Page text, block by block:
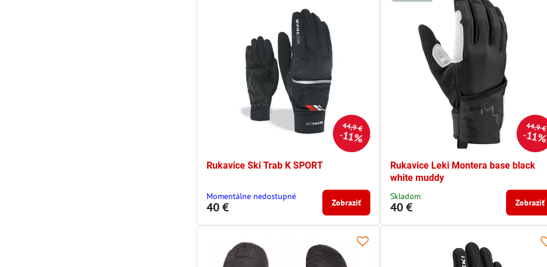
44,9 €
11%
Rukavice Ski Trab K SPORT
Momentálne nedostupné
40 € Zobraziť
44,9 €
11%
Rukavice Leki Montera base black
white muddy
Skladom
40 € Zobraziť